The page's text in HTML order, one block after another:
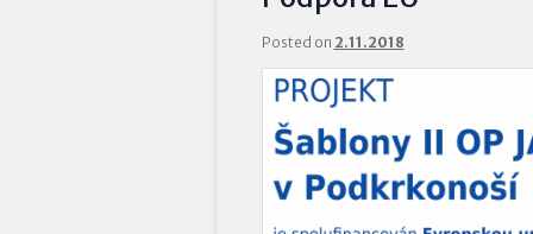
Posted on 2.11.2018